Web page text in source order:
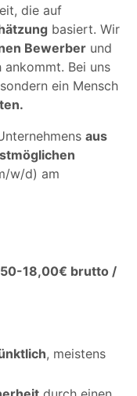
die auf
basiert. Wir
Bewerber und
Bei uns
ein Mensch
aus
w/d) am
18,00€ brutto /
, meistens